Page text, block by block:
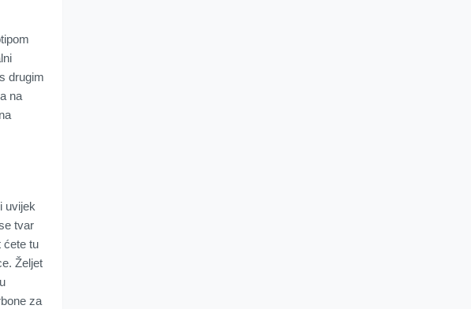
drugim
na
uvijek
tvar
ćete tu
Željet
za